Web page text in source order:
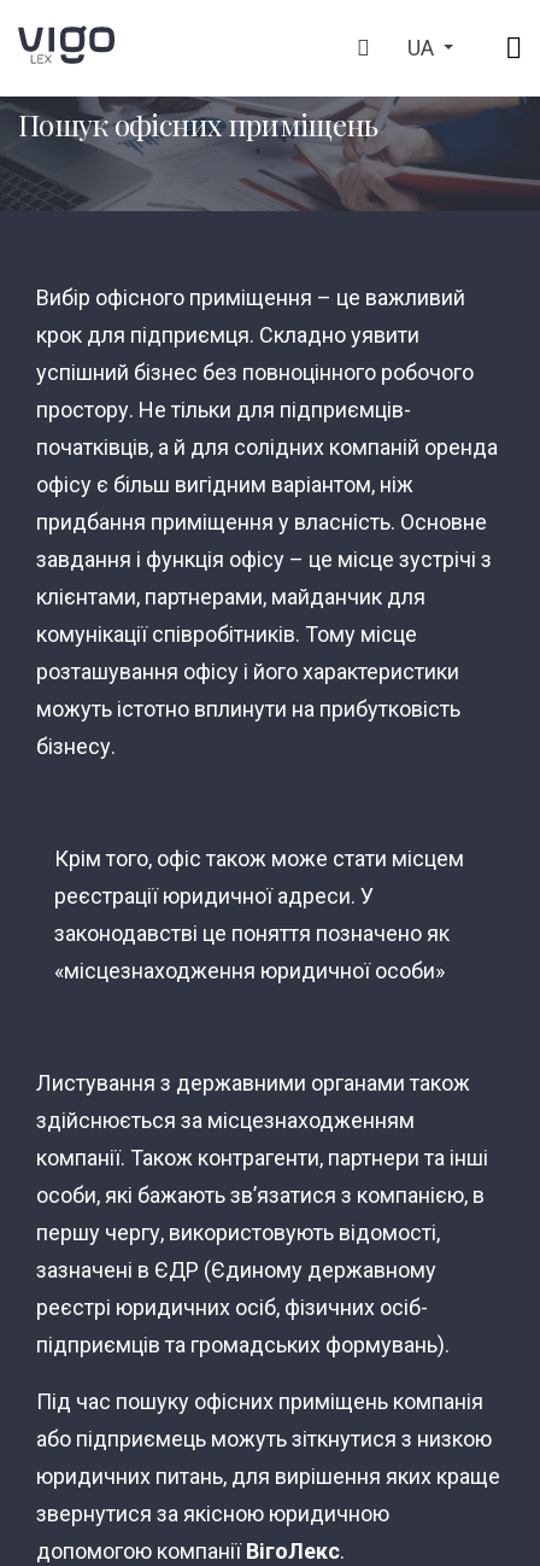
UA
Пошук офісних приміщень
Вибір офісного приміщення – це важливий
крок для підприємця. Складно уявити
успішний бізнес без повноцінного робочого
простору. Не тільки для підприємців-
початківців, а й для солідних компаній оренда
офісу є більш вигідним варіантом, ніж
придбання приміщення у власність. Основне
завдання і функція офісу – це місце зустрічі з
клієнтами, партнерами, майданчик для
комунікації співробітників. Тому місце
розташування офісу і його характеристики
можуть істотно вплинути на прибутковість
бізнесу.
Крім того, офіс також може стати місцем
реєстрації юридичної адреси. У
законодавстві це поняття позначено як
«місцезнаходження юридичної особи»
Листування з державними органами також
здійснюється за місцезнаходженням
компанії. Також контрагенти, партнери та інші
особи, які бажають зв’язатися з компанією, в
першу чергу, використовують відомості,
зазначені в ЄДР (Єдиному державному
реєстрі юридичних осіб, фізичних осіб-
підприємців та громадських формувань).
Під час пошуку офісних приміщень компанія
або підприємець можуть зіткнутися з низкою
юридичних питань, для вирішення яких краще
звернутися за якісною юридичною
допомогою компаніїВігоЛекс.